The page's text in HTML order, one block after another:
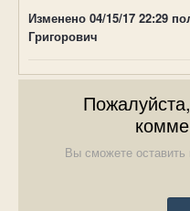
Изменено 04/15/17 22:29
Григорович
Вы сможете